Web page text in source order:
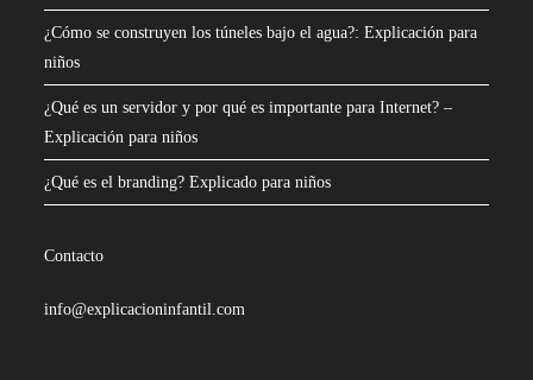
¿Cómo se construyen los túneles bajo el agua?: Explicación para
niños
¿Qué es un servidor y por qué es importante para Internet? –
Explicación para niños
¿Qué es el branding? Explicado para niños
Contacto
info@explicacioninfantil.com